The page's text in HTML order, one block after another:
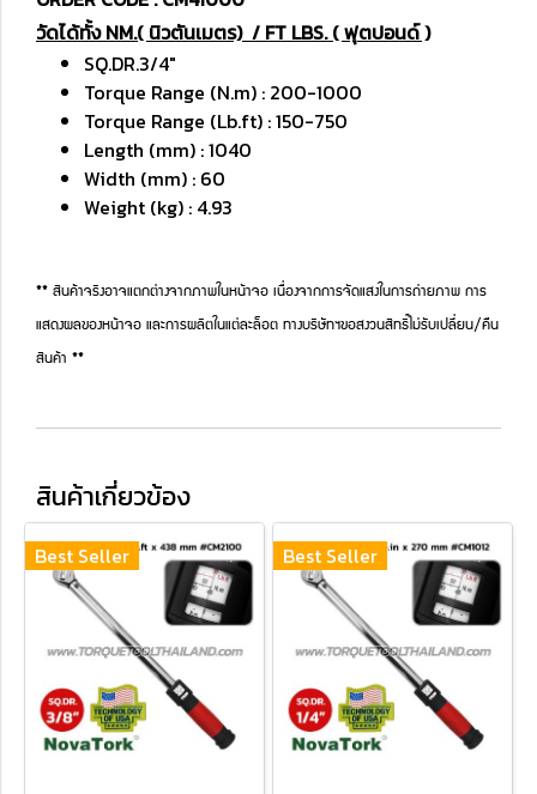
วัดได้ทั้ง NM.( นิวตันเมตร) / FT LBS. ( ฟุตปอนด์ )
SQ.DR.3/4"
Torque Range (N.m) : 200-1000
Torque Range (Lb.ft) : 150-750
Length (mm) : 1040
Width (mm) : 60
Weight (kg) : 4.93
** สินค้าจริงอาจแตกต่างจากภาพในหน้าจอ เนื่องจากการจัดแสงในการถ่ายภาพ การ
แสดงผลของหน้าจอ และการผลิตในแต่ละล็อต ทางบริษัทฯขอสงวนสิทธิ์ไม่รับเปลี่ยน/คืน
สินค้า **
สินค้าเกี่ยวข้อง
Best Seller Best Seller